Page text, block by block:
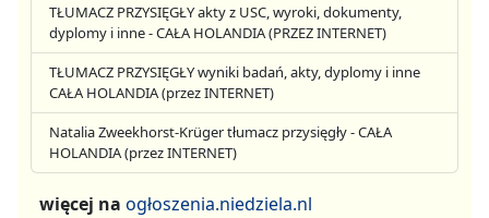
TŁUMACZ PRZYSIĘGŁY akty z USC, wyroki, dokumenty,
dyplomy i inne - CAŁA HOLANDIA (PRZEZ INTERNET)
TŁUMACZ PRZYSIĘGŁY wyniki badań, akty, dyplomy i inne
CAŁA HOLANDIA (przez INTERNET)
Natalia Zweekhorst-Krüger tłumacz przysięgły - CAŁA
HOLANDIA (przez INTERNET)
więcej na ogłoszenia.niedziela.nl